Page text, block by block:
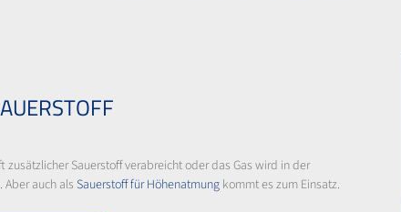
zusätzlicher Sauerstoff verabreicht oder das Gas wird in der
Aber auch als Sauerstoff für Höhenatmung kommt es zum Einsatz.